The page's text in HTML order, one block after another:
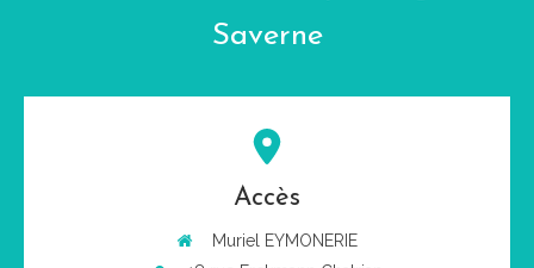
Saverne
Accès
Muriel EYMONERIE